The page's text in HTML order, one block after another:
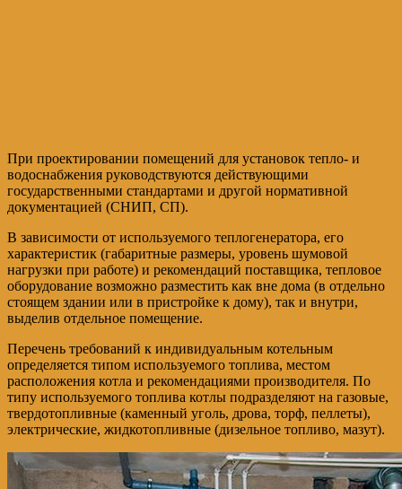
При проектировании помещений для установок тепло- и
водоснабжения руководствуются действующими
государственными стандартами и другой нормативной
документацией (СНИП, СП).
В зависимости от используемого теплогенератора, его
характеристик (габаритные размеры, уровень шумовой
нагрузки при работе) и рекомендаций поставщика, тепловое
оборудование возможно разместить как вне дома (в отдельно
стоящем здании или в пристройке к дому), так и внутри,
выделив отдельное помещение.
Перечень требований к индивидуальным котельным
определяется типом используемого топлива, местом
расположения котла и рекомендациями производителя. По
типу используемого топлива котлы подразделяют на газовые,
твердотопливные (каменный уголь, дрова, торф, пеллеты),
электрические, жидкотопливные (дизельное топливо, мазут).